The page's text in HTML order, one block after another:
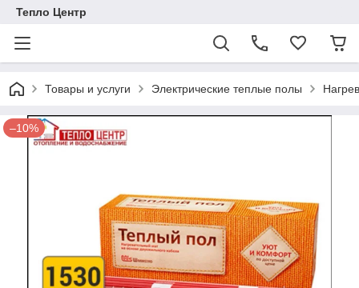
Тепло Центр
Товары и услуги Электрические теплые полы
–10%